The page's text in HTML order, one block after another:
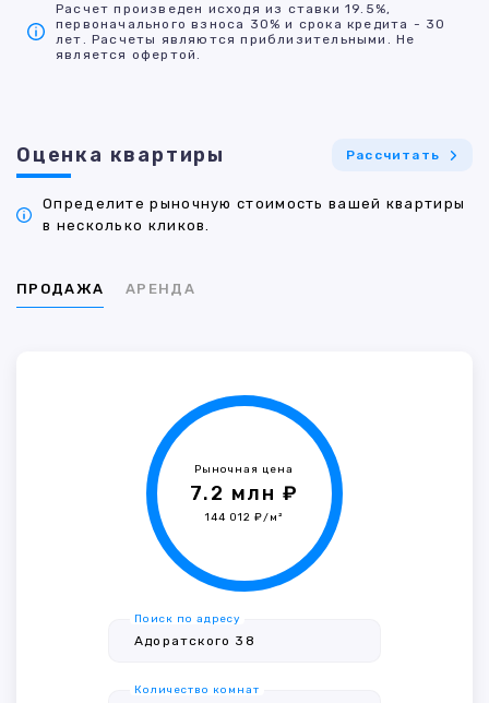
Расчет произведен исходя из ставки 19.5%,
первоначального взноса 30% и срока кредита - 30
лет. Расчеты являются приблизительными. Не
является офертой.
Оценка квартиры Рассчитать
Определите рыночную стоимость вашей квартиры
в несколько кликов.
ПРОДАЖА АРЕНДА
Рыночная цена
7.2 млн ₽
144 012 ₽/м²
Поиск по адресу
Количество комнат